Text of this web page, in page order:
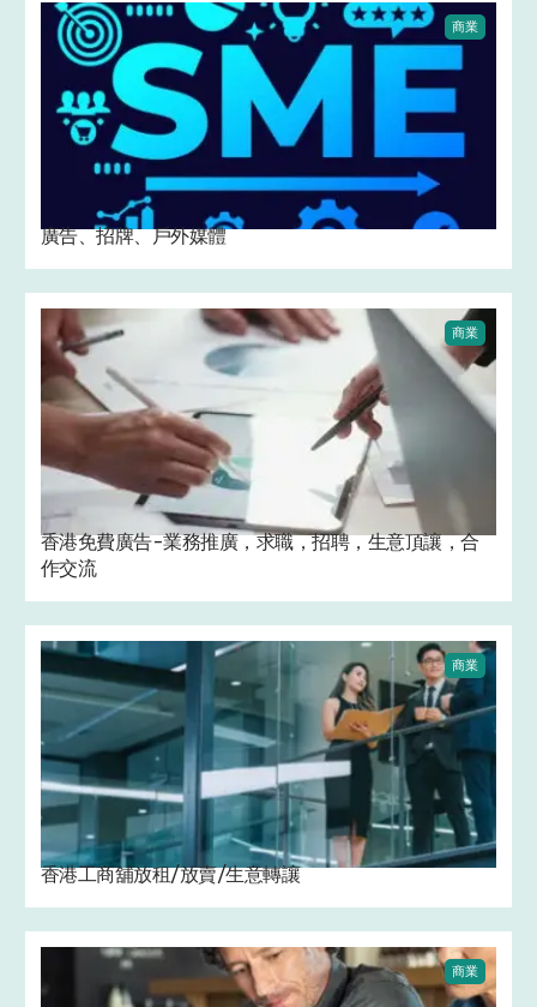
商業
廣告、招牌、戶外媒體
商業
香港免費廣告-業務推廣，求職，招聘，生意頂讓，合
作交流
商業
香港工商舖放租/放賣/生意轉讓
商業